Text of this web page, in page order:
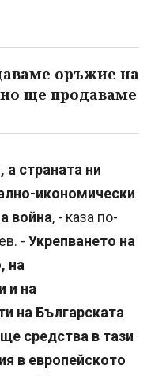
оръжие на
ще продаваме
страната ни
икономически
война, - каза по-
- Укрепването на
на
и на
на Българската
средства в тази
в европейското